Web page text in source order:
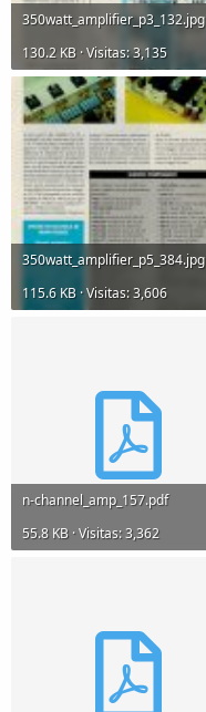
350watt_amplifier_p3_132.jpg
130.2 KB · Visitas: 3,135
350watt_amplifier_p5_384.jpg
115.6 KB · Visitas: 3,606
n-channel_amp_157.pdf
55.8 KB · Visitas: 3,362